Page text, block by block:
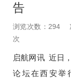
告
浏览次数： 294
次
启航网讯 近日
论坛在西安举